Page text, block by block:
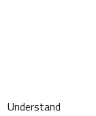
Understand